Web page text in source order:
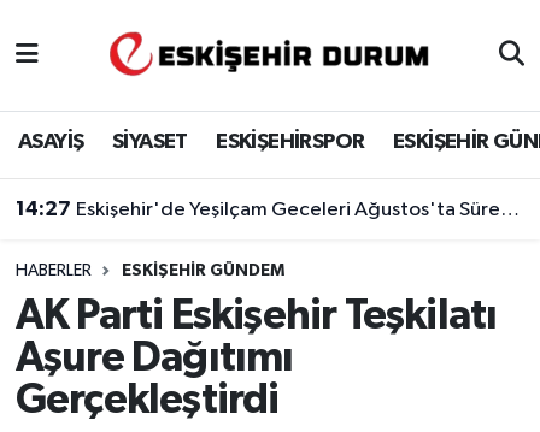
ASAYİŞ SİYASET ESKİŞEHİRSPOR ESKİŞEHİR
14:27 Eskişehir'de Yeşilçam Geceleri Ağustos'ta Sürecek
HABERLER ESKIŞEHIR GÜNDEM
AK Parti Eskişehir Teşkilatı
Aşure Dağıtımı
Gerçekleştirdi
Eskişehir Hava Durumu
Eskişehir Namaz Vakitleri
Eskişehir Trafik Yoğunluk Haritası
Süper Lig Puan Durumu ve Fikstür
Tüm Manşetler